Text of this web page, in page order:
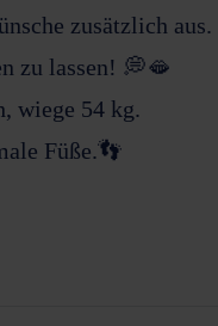
zusätzlich aus.
zu lassen! 💭🫦
wiege 54 kg.
Füße.👣